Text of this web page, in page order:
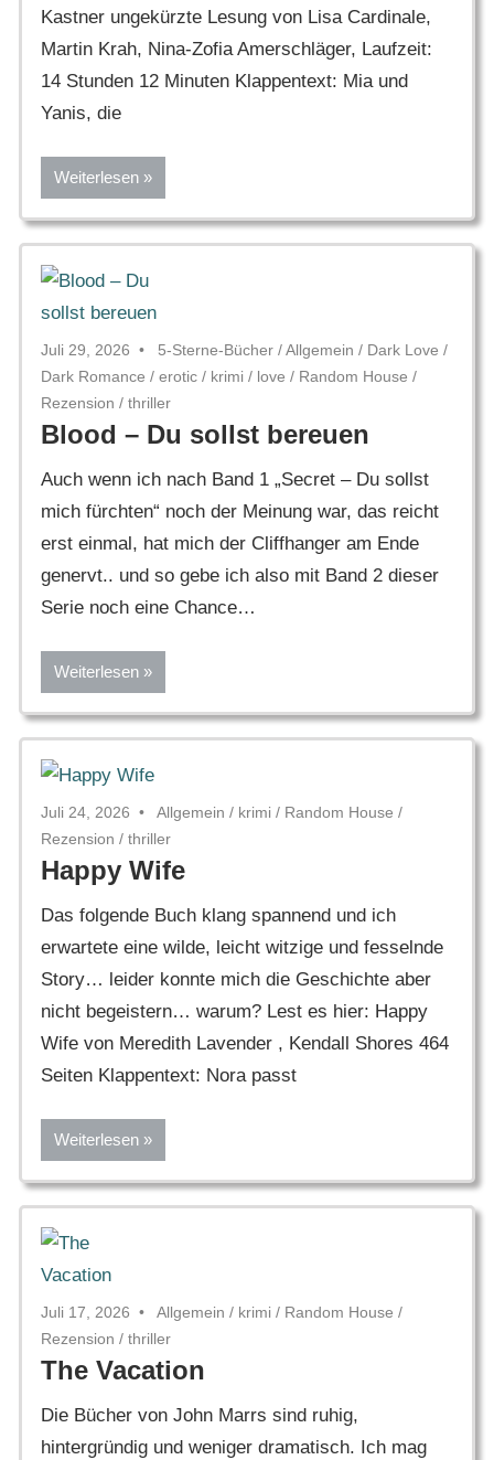
Kastner ungekürzte Lesung von Lisa Cardinale,
Martin Krah, Nina-Zofia Amerschläger, Laufzeit:
14 Stunden 12 Minuten Klappentext: Mia und
Yanis, die
Weiterlesen
Juli 29, 2026 5-Sterne-Bücher /Allgemein / Dark Love /
Dark Romance / erotic / krimi / love / Random House /
Rezension / thriller
Blood – Du sollst bereuen
Auch wenn ich nach Band 1 „Secret – Du sollst
mich fürchten“ noch der Meinung war, das reicht
erst einmal, hat mich der Cliffhanger am Ende
genervt.. und so gebe ich also mit Band 2 dieser
Serie noch eine Chance…
Weiterlesen
Juli 24, 2026 Allgemein / krimi / Random House /
Rezension / thriller
Happy Wife
Das folgende Buch klang spannend und ich
erwartete eine wilde, leicht witzige und fesselnde
Story… leider konnte mich die Geschichte aber
nicht begeistern… warum? Lest es hier: Happy
Wife von Meredith Lavender , Kendall Shores 464
Seiten Klappentext: Nora passt
Weiterlesen
Juli 17, 2026 Allgemein / krimi / Random House /
Rezension / thriller
The Vacation
Die Bücher von John Marrs sind ruhig,
hintergründig und weniger dramatisch. Ich mag